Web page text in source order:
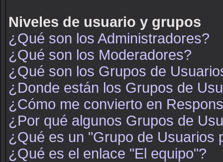
Niveles de usuario y grupos
¿Qué son los Administradores?
¿Qué son los Moderadores?
¿Qué son los Grupos de
¿Donde están los Grupos de
¿Cómo me convierto en
¿Por qué algunos Grupos de
¿Qué es un "Grupo de Usuarios
¿Qué es el enlace "El equipo"?